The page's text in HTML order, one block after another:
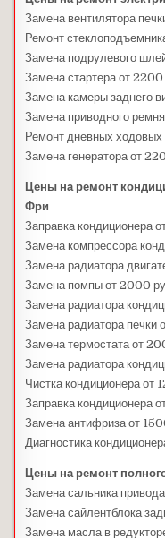
Замена вентилятора
Ремонт
Замена подрулевого
Замена стартера от 2200
Замена камеры заднего
Замена приводного
Ремонт дневных ходовых
Замена генератора от
Цены на ремонт
Фри
Заправка кондиционера
Замена компрессора
Замена радиатора
Замена помпы от 2000
Замена радиатора
Замена радиатора печки
Замена термостата от
Замена радиатора
Чистка кондиционера от
Заправка кондиционера
Замена антифриза от
Диагностика
Цены на ремонт
Замена сальника
Замена сайлентблока
Замена масла в